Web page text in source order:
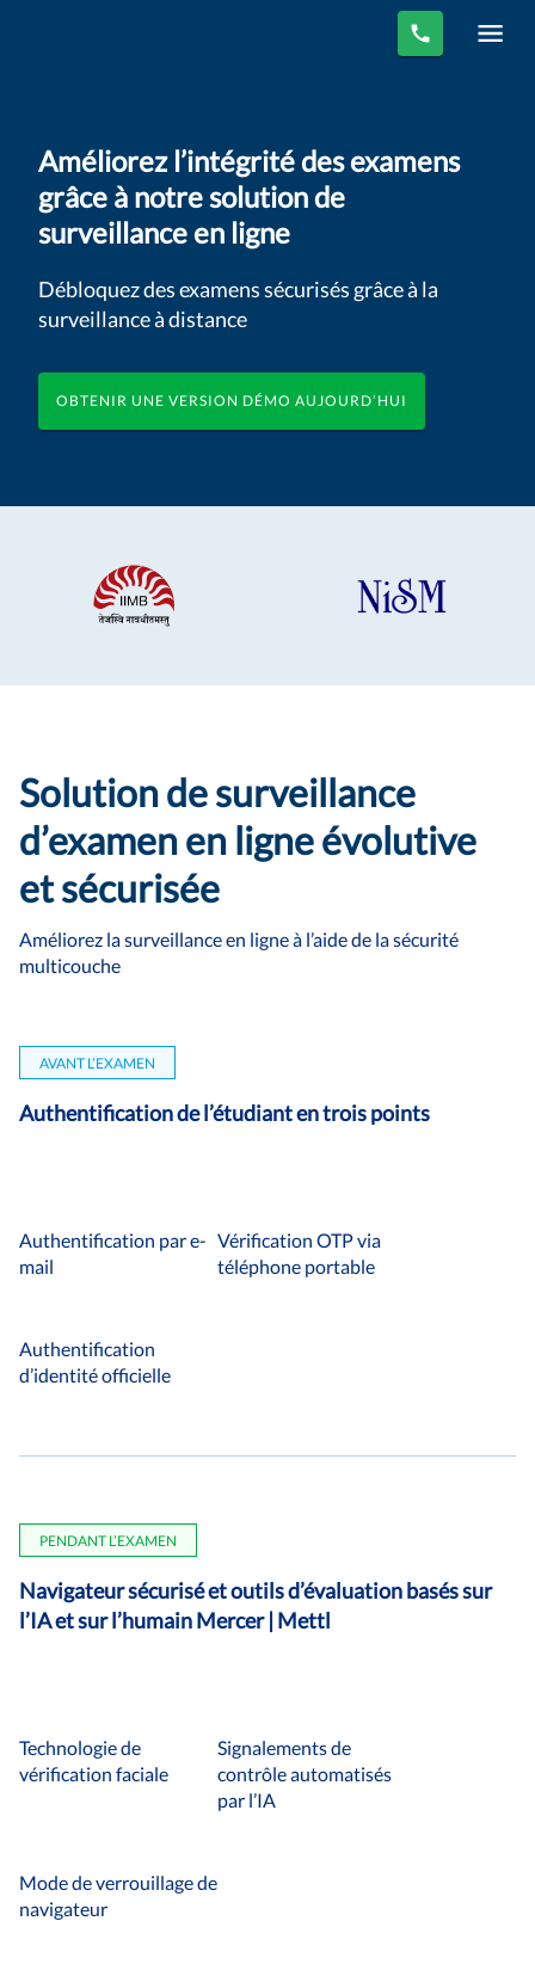
Améliorez l’intégrité des examens
grâce à notre solution de
surveillance en ligne
Débloquez des examens sécurisés grâce à la
surveillance à distance
OBTENIR UNE VERSION DÉMO AUJOURD’HUI
Solution de surveillance
d’examen en ligne évolutive
et sécurisée
Améliorez la surveillance en ligne à l’aide de la sécurité
multicouche
AVANT L’EXAMEN
Authentification de l’étudiant en trois points
Authentification par e-
mail
Vérification OTP via
téléphone portable
Authentification
d’identité officielle
PENDANT L’EXAMEN
Navigateur sécurisé et outils d’évaluation basés sur
l’IA et sur l’humain Mercer | Mettl
Technologie de
vérification faciale
Signalements de
contrôle automatisés
par l’IA
Mode de verrouillage de
navigateur